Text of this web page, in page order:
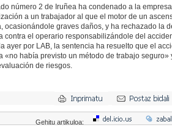
número 2 de Iruñea ha condenado a la
a un trabajador al que el motor de un
ocasionándole graves daños, y ha rechazado la
contra el operario responsabilizándole del
ayer por LAB, la sentencia ha resuelto que el
«no había previsto un método de trabajo
de riesgos.
Gehitu artikuloa: